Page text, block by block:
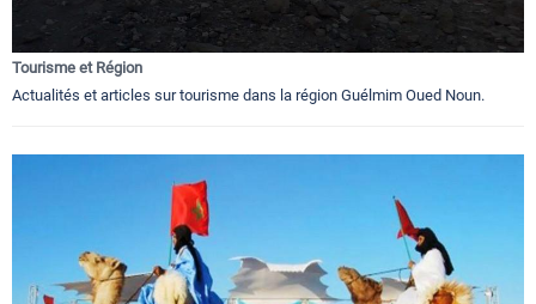
Tourisme et Région
Actualités et articles sur tourisme dans la région Guélmim Oued Noun.